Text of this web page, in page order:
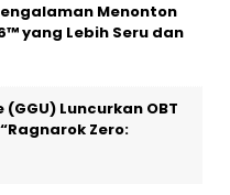
Menonton
yang Lebih Seru dan
Luncurkan OBT
“Ragnarok Zero: